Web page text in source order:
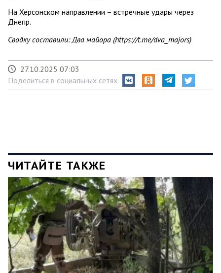
На Херсонском направлении – встречные удары через
Днепр.
Сводку составили: Два майора (https://t.me/dva_majors)
27.10.2025 07:03
Поделиться в социальных сетях
ЧИТАЙТЕ ТАКЖЕ